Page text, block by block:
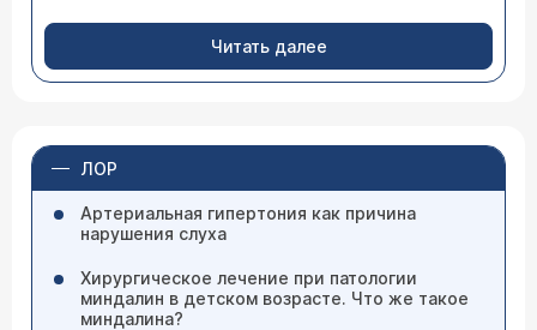
Читать далее
ЛОР
Артериальная гипертония как причина
нарушения слуха
Хирургическое лечение при патологии
миндалин в детском возрасте. Что же такое
миндалина?